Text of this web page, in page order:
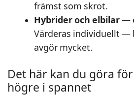
främst som skrot.
Hybrider och elbilar—
Värderas individuellt —
avgör mycket.
Det här kan du göra
högre i spannet